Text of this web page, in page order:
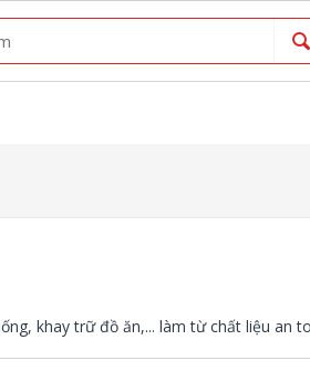
khay trữ đồ ăn,... làm từ chất liệu an